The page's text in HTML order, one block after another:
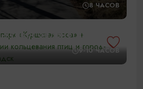
8 ЧАСОВ
парк «Куршская коса»
Зеленоградск
9-10 ЧАСОВ